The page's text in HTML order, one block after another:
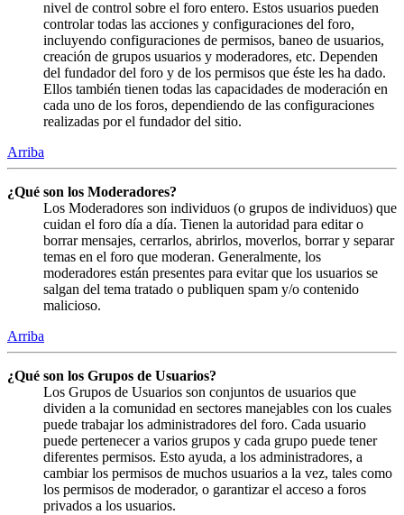
nivel de control sobre el foro entero. Estos usuarios pueden
controlar todas las acciones y configuraciones del foro,
incluyendo configuraciones de permisos, baneo de usuarios,
creación de grupos usuarios y moderadores, etc. Dependen
del fundador del foro y de los permisos que éste les ha dado.
Ellos también tienen todas las capacidades de moderación en
cada uno de los foros, dependiendo de las configuraciones
realizadas por el fundador del sitio.
Arriba
¿Qué son los Moderadores?
Los Moderadores son individuos (o grupos de individuos) que
cuidan el foro día a día. Tienen la autoridad para editar o
borrar mensajes, cerrarlos, abrirlos, moverlos, borrar y separar
temas en el foro que moderan. Generalmente, los
moderadores están presentes para evitar que los usuarios se
salgan del tema tratado o publiquen spam y/o contenido
malicioso.
Arriba
¿Qué son los Grupos de Usuarios?
Los Grupos de Usuarios son conjuntos de usuarios que
dividen a la comunidad en sectores manejables con los cuales
puede trabajar los administradores del foro. Cada usuario
puede pertenecer a varios grupos y cada grupo puede tener
diferentes permisos. Esto ayuda, a los administradores, a
cambiar los permisos de muchos usuarios a la vez, tales como
los permisos de moderador, o garantizar el acceso a foros
privados a los usuarios.